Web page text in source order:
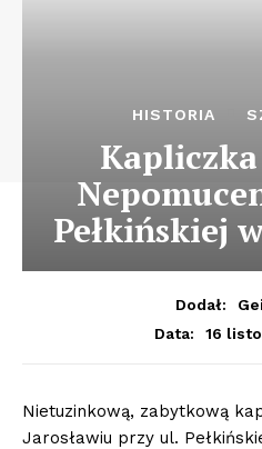
HISTORIA
Kapliczka
Pełkińskiej
Dodał:
Data:
16
Nietuzinkową, zabytkową
Jarosławiu przy ul.